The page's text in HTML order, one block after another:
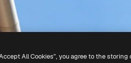
All Cookies”, you agree to the